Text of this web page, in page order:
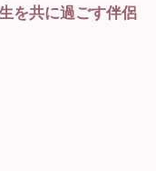
を共に過ごす伴侶